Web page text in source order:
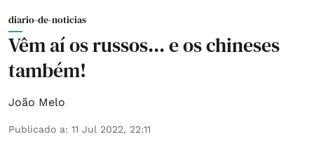
diario-de-noticias
Vêm aí os russos... e os chineses
também!
João Melo
Publicado a: 11 Jul 2022, 22:11